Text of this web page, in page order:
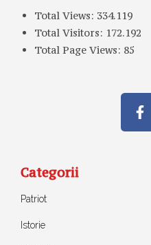
Total Views: 334.119
Total Visitors: 172.192
Total Page Views: 85
Categorii
Patriot
Istorie